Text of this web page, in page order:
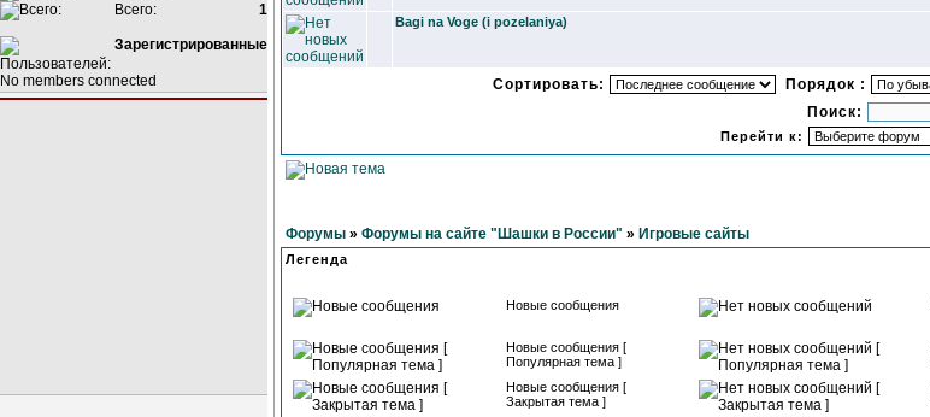
Всего:
1
Зарегистрированные
No members connected
Bagi na Voge (i pozelaniya)
Сортировать: Порядок :
Поиск:
Перейти к:
Форумы » Форумы на сайте "Шашки в России" » Игровые сайты
Легенда
Новые сообщения
Новые сообщения [
Популярная тема ]
Новые сообщения [
Закрытая тема ]